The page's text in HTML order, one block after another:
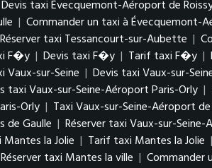
Devis taxi Évecquemont-Aéroport de
| Commander un taxi à Évecquemont-
Réserver taxi Tessancourt-sur-Aubette |
F�y | Devis taxi F�y | Tarif taxi F�y |
Vaux-sur-Seine | Devis taxi Vaux-sur-
taxi Vaux-sur-Seine-Aéroport Paris-Orly |
Orly | Taxi Vaux-sur-Seine-Aéroport de
de Gaulle | Réserver taxi Vaux-sur-Seine-
la Jolie | Tarif taxi Mantes la Jolie |
Réserver taxi Mantes la ville | Commander